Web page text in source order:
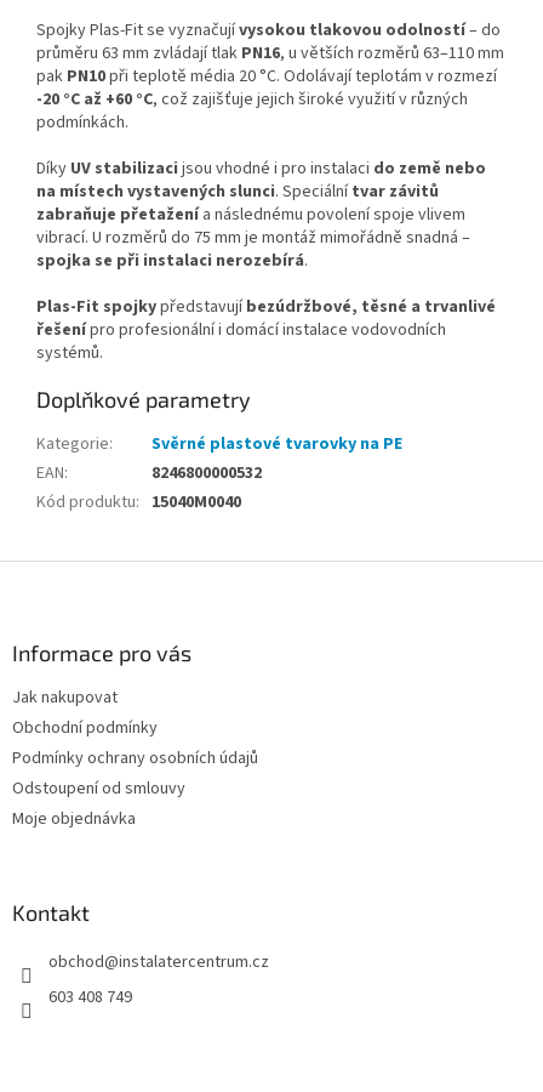
Spojky Plas-Fit se vyznačujívysokou tlakovou odolností– do
průměru 63 mm zvládají tlak PN16, u větších rozměrů 63–110 mm
pak PN10při teplotě média 20 °C. Odolávají teplotám v rozmezí
-20 °C až +60 °C, což zajišťuje jejich široké využití v různých
podmínkách.
Díky UV stabilizaci jsou vhodné i pro instalaci do země nebo
na místech vystavených slunci. Speciálnítvar závitů
zabraňuje přetaženía následnému povolení spoje vlivem
vibrací. U rozměrů do 75 mm je montáž mimořádně snadná –
spojka se při instalaci nerozebírá.
Plas-Fit spojkypředstavujíbezúdržbové, těsné a trvanlivé
řešenípro profesionální i domácí instalace vodovodních
systémů.
Doplňkové parametry
Kategorie:
Svěrné plastové tvarovky na PE
EAN:
8246800000532
Kód produktu: 15040M0040
Informace pro vás
Jak nakupovat
Obchodní podmínky
Podmínky ochrany osobních údajů
Odstoupení od smlouvy
Moje objednávka
Kontakt
obchod@instalatercentrum.cz
603 408 749